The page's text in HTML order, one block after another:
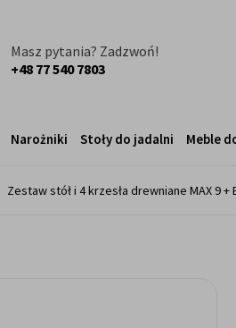
Masz pytania? Zadzwoń!
+48 77 540 7803
Narożniki Stoły do jadalni Meble
Zestaw stół i 4 krzesła drewniane MAX 9 +